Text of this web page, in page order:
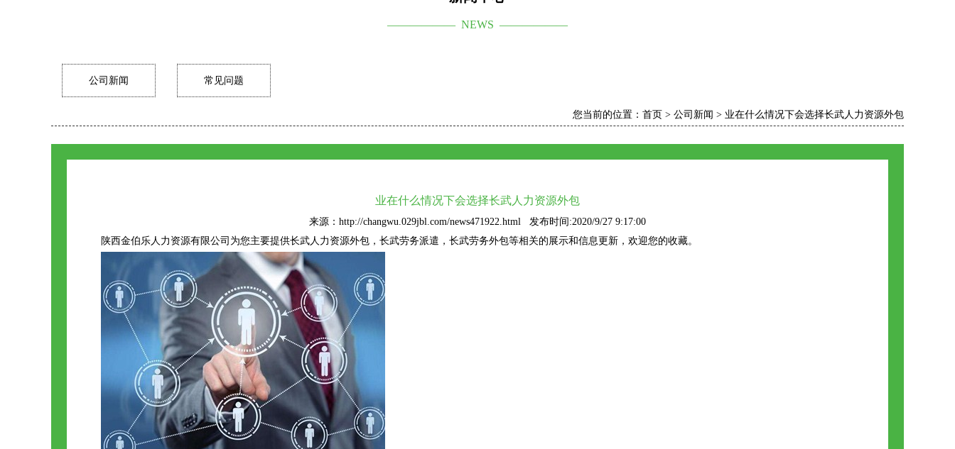
—————— NEWS ——————
公司新闻 常见问题
您当前的位置： 首页 > 公司新闻 > 业在什么情况下会选择长武人力资源外包
业在什么情况下会选择长武人力资源外包
来源：http://changwu.029jbl.com/news471922.html 发布时间:2020/9/27 9:17:00
陕西金伯乐人力资源有限公司为您主要提供长武人力资源外包 ，长武劳务派遣，长武劳务外包等相关的展示和信息更新，欢迎您的收藏。